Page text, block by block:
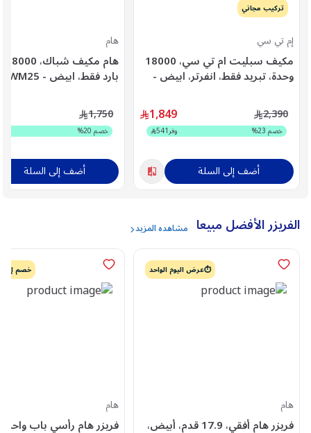
تركيب مجاني
إم تي سي
مكيف سبليت ام تي سي، 18000
وحدة، تبريد فقط، انفرتر، ابيض -
1,849 2,390
خصم 23
% وفر541
أضف إلى السلة
هام
بارد فقط، ابيض - HM18CWM25
1,750
خصم20
%
أضف إلى السلة
الفريزر الأفضل مبيعا مشاهده المزيد
⏱️عرض اليوم الواحد
هام
فريزر هام أفقي، 17.9 قدم، أبيض،
خصم إضافي
هام
فريزر هام رأسي باب